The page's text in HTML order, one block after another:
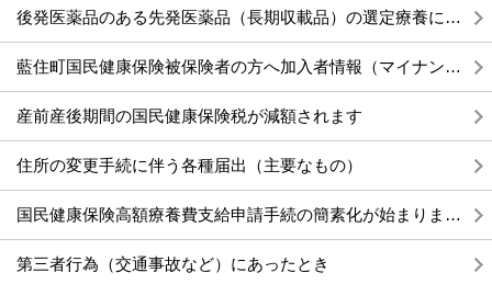
後発医薬品のある先発医薬品（長期収載品）の選定療養について
藍住町国民健康保険被保険者の方へ加入者情報（マイナンバーの下4桁）をお知らせします
産前産後期間の国民健康保険税が減額されます
住所の変更手続に伴う各種届出（主要なもの）
国民健康保険高額療養費支給申請手続の簡素化が始まります（希望世帯のみ）
第三者行為（交通事故など）にあったとき